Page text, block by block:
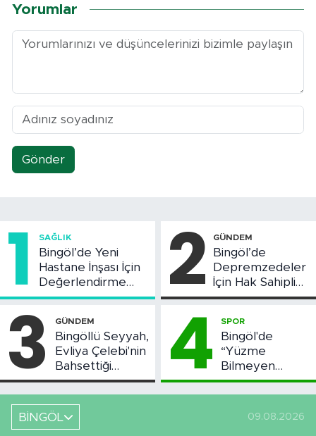
Yorumlar
Gönder
1 SAĞLIK
Bingöl’de Yeni
Hastane İnşası İçin
Değerlendirme
Toplantısı Yapıldı
2 GÜNDEM
Bingöl’de
Depremzedeler
İçin Hak Sahipliği
Askı Süreci
3 GÜNDEM
Bingöllü Seyyah,
Evliya Çelebi'nin
Bahsettiği
Bingöl'deki O
Yeri Görüntüledi
4 SPOR
Bingöl'de
“Yüzme
Bilmeyen
Kalmasın”
Projesi Devam
Ediyor
BİNGÖL 09.08.2026